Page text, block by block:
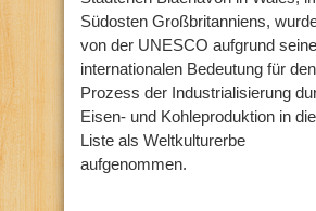
Südosten Großbritanniens,
von der UNESCO aufgrund
internationalen Bedeutung für den
Prozess der Industrialisierung
Eisen- und Kohleproduktion in die
Liste als Weltkulturerbe
aufgenommen.